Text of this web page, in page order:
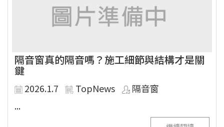
隔音窗真的隔音嗎？施工細節與結構才是關
鍵
2026.1.7 TopNews
隔音窗
...